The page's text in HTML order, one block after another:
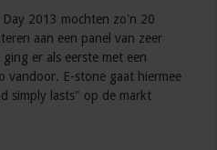
Day 2013 mochten zo'n 20
aan een panel van zeer
er als eerste met een
vandoor. E-stone gaat hiermee
simply lasts" op de markt